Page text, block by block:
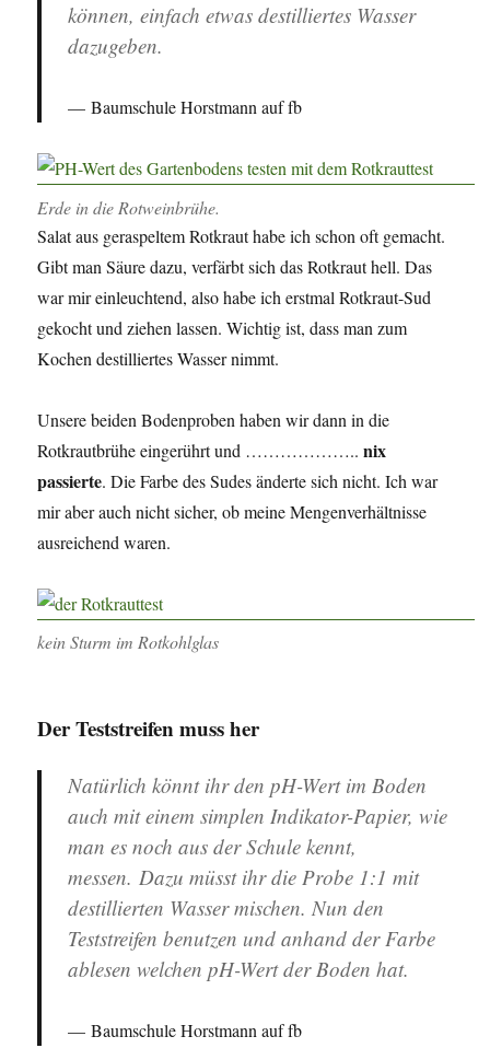
können, einfach etwas destilliertes Wasser
dazugeben.
Baumschule Horstmann auf fb
Erde in die Rotweinbrühe.
Salat aus geraspeltem Rotkraut habe ich schon oft gemacht.
Gibt man Säure dazu, verfärbt sich das Rotkraut hell. Das
war mir einleuchtend, also habe ich erstmal Rotkraut-Sud
gekocht und ziehen lassen. Wichtig ist, dass man zum
Kochen destilliertes Wasser nimmt.
Unsere beiden Bodenproben haben wir dann in die
Rotkrautbrühe eingerührt und ………………..nix
passierte. Die Farbe des Sudes änderte sich nicht. Ich war
mir aber auch nicht sicher, ob meine Mengenverhältnisse
ausreichend waren.
kein Sturm im Rotkohlglas
Der Teststreifen muss her
Natürlich könnt ihr den pH-Wert im Boden
auch mit einem simplen Indikator-Papier, wie
man es noch aus der Schule kennt,
messen. Dazu müsst ihr die Probe 1:1 mit
destillierten Wasser mischen. Nun den
Teststreifen benutzen und anhand der Farbe
ablesen welchen pH-Wert der Boden hat.
Baumschule Horstmann auf fb